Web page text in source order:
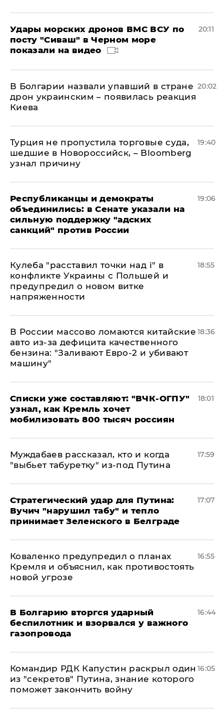
Удары морских дронов ВМС ВСУ по
посту "Сиваш" в Черном море
показали на видео
20:11
В Болгарии назвали упавший в стране
дрон украинским – появилась реакция
Киева
20:02
Турция не пропустила торговые суда,
шедшие в Новороссийск, – Bloomberg
узнал причину
19:40
Республиканцы и демократы
объединились: в Сенате указали на
сильную поддержку "адских
санкций" против России
19:06
Кулеба "расставил точки над і" в
конфликте Украины с Польшей и
предупредил о новом витке
напряженности
18:55
В России массово ломаются китайские
авто из-за дефицита качественного
бензина: "Заливают Евро-2 и убивают
машину"
18:36
Списки уже составляют: "ВЧК-ОГПУ"
узнал, как Кремль хочет
мобилизовать 800 тысяч россиян
18:01
Муждабаев рассказал, кто и когда
"выбьет табуретку" из-под Путина
17:59
Стратегический удар для Путина:
Вучич "нарушил табу" и тепло
принимает Зеленского в Белграде
17:07
Коваленко предупредил о планах
Кремля и объяснил, как противостоять
новой угрозе
16:55
В Болгарию вторгся ударный
беспилотник и взорвался у важного
газопровода
16:44
Командир РДК Капустин раскрыл один
из "секретов" Путина, знание которого
поможет закончить войну
16:05